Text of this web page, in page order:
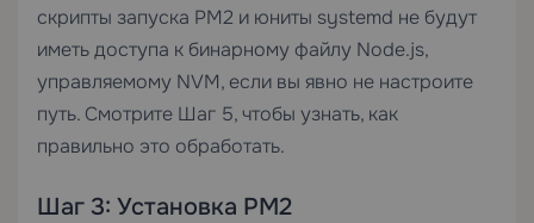
скрипты запуска PM2 и юниты systemd не будут
иметь доступа к бинарному файлу Node.js,
управляемому NVM, если вы явно не настроите
путь. Смотрите Шаг 5, чтобы узнать, как
правильно это обработать.
Шаг 3: Установка PM2